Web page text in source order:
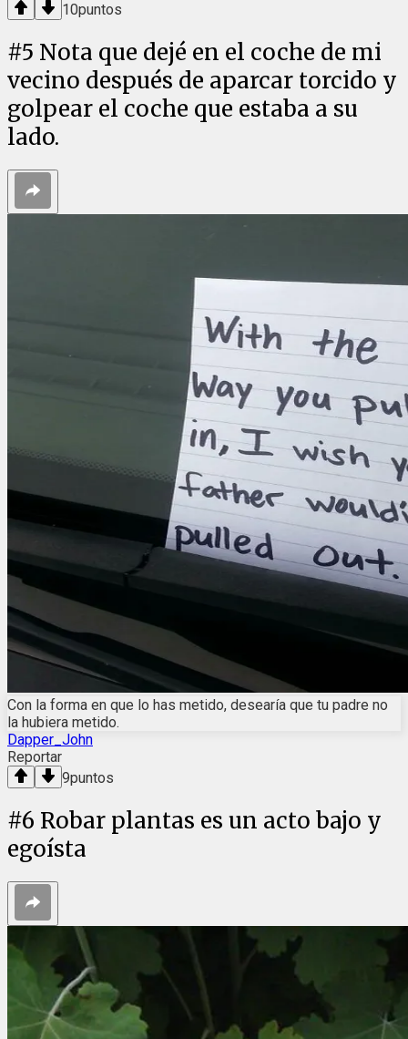
10puntos
#5 Nota que dejé en el coche de mi
vecino después de aparcar torcido y
golpear el coche que estaba a su
lado.
Con la forma en que lo has metido, desearía que tu padre no
la hubiera metido.
Dapper_John
Reportar
9puntos
#6 Robar plantas es un acto bajo y
egoísta